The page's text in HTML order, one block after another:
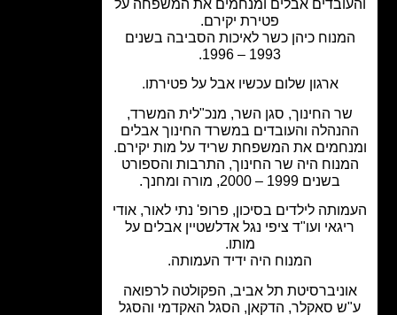
אבלים ומנחמים את המשפחה על
פטירת יקירם.
כיהן כשר לאיכות הסביבה בשנים
ארגון שלום עכשיו אבל על פטירתו.
החינוך, סגן השר, מנכ"לית המשרד,
והעובדים במשרד החינוך אבלים
את המשפחת שריד על מות יקירם.
היה שר החינוך, התרבות והספורט
לילדים בסיכון, פרופ' נתי לאור, אודי
ועו"ד ציפי נגל אדלשטיין אבלים על
המנוח היה ידיד העמותה.
תל אביב, הפקולטה לרפואה
סאקלר, הדקאן, הסגל האקדמי והסגל